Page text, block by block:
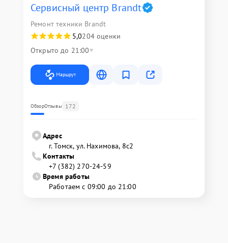
Сервисный центр Brandt
Ремонт техники Brandt
5,0204 оценки
Открыто до 21:00
Маршрут
ОбзорОтзывы 172
Адрес
г. Томск, ул. Нахимова, 8с2
Контакты
+7 (382) 270-24-59
Время работы
Работаем с 09:00 до 21:00